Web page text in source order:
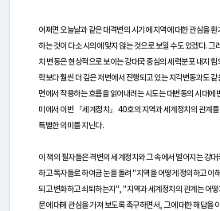
어쩌면 오늘날과 같은 대격변의 시기에 지역에 대한 관심을
하는 것이 다소 시의에 맞지 않는 것으로 보일 수도 있겠다. 그
치 변동은 현상적으로 보이는 강대국 중심의 세력분포 내지
학보다 훨씬 더 깊은 저변에서 진행되고 있는 지각변동과도 같
면에서 작용하는 흐름을 읽어내려는 시도는 대변동의 시대에
미에서 이번 『세계정치』 40호의 지역과 세계정치의 관계
특별한 의미를 지닌다.
이 책의 필자들은 격변의 세계정치와 그 속에서 벌어지는 강
하고 독자들로 하여금 눈을 돌려 "지역을 어떻게 정의하고 이
되고 변화하고 쇠퇴하는지", "지역과 세계정치의 관계는 어떻
문에 대해 관심을 가져 보도록 촉구하면서, 그에 대한 해답을